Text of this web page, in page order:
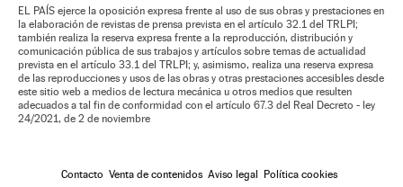
EL PAÍS ejerce la oposición expresa frente al uso de sus obras y prestaciones en
la elaboración de revistas de prensa prevista en el artículo 32.1 del TRLPI;
también realiza la reserva expresa frente a la reproducción, distribución y
comunicación pública de sus trabajos y artículos sobre temas de actualidad
prevista en el artículo 33.1 del TRLPI; y, asimismo, realiza una reserva expresa
de las reproducciones y usos de las obras y otras prestaciones accesibles desde
este sitio web a medios de lectura mecánica u otros medios que resulten
adecuados a tal fin de conformidad con el artículo 67.3 del Real Decreto - ley
24/2021, de 2 de noviembre
Contacto Venta de contenidos Aviso legal Política cookies